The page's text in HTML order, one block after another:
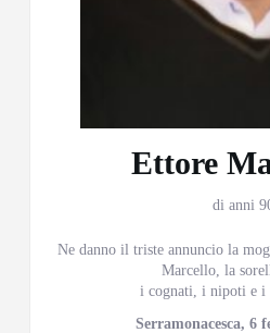
Ettore
di anni
Ne danno il triste annuncio la
Marcello, la
i cognati, i nipoti e i
Serramonacesca, 6